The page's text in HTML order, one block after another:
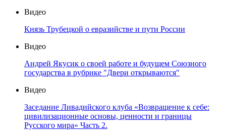
Видео
Князь Трубецкой о евразийстве и пути России
Видео
Андрей Якусик о своей работе и будущем Союзного
государства в рубрике "Двери открываются"
Видео
Заседание Ливадийского клуба «Возвращение к себе:
цивилизационные основы, ценности и границы
Русского мира» Часть 2.